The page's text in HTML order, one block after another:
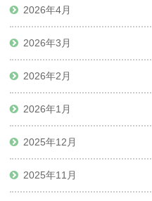
2026年4月
2026年3月
2026年2月
2026年1月
2025年12月
2025年11月